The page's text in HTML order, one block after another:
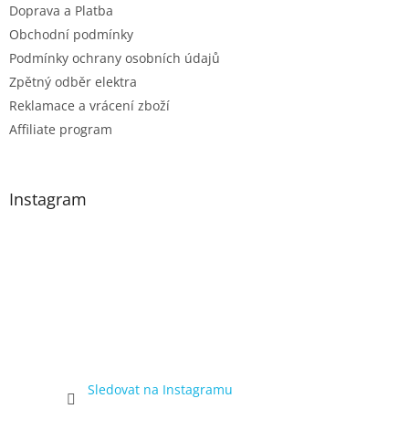
Doprava a Platba
Obchodní podmínky
Podmínky ochrany osobních údajů
Zpětný odběr elektra
Reklamace a vrácení zboží
Affiliate program
Instagram
Sledovat na Instagramu